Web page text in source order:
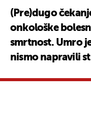
(Pre)dugo
onkološke
smrtnost. Umro
nismo napravili